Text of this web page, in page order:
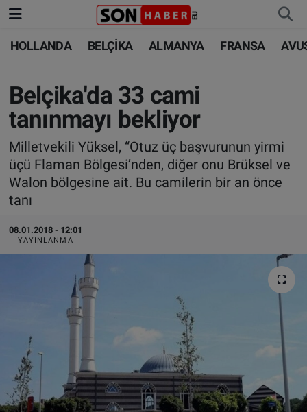
HOLLANDA BELÇİKA ALMANYA FRANSA
Belçika'da 33 cami
tanınmayı bekliyor
Milletvekili Yüksel, “Otuz üç başvurunun yirmi
üçü Flaman Bölgesi’nden, diğer onu Brüksel ve
Walon bölgesine ait. Bu camilerin bir an önce
tanı
08.01.2018 - 12:01
YAYINLANMA
HOLLANDA
BELÇİKA
ALMANYA
FRANSA
AVUSTURYA
SAĞLIK - YAŞAM
BİLİM-TEKNOLOJİ
HOLLANDA
BELÇİKA
ALMANYA
TÜRKİYE
DÜNYA
BİLİM-TEKNOLOJİ
FOTO GALERİ
ALGEMENE VOORWAARDEN
CONTACT
Nöbetçi Eczaneler
Hava Durumu
Trafik Durumu
Süper Lig Puan Durumu ve Fikstür
Tüm Manşetler
Son Dakika Haberleri
Haber Arşivi